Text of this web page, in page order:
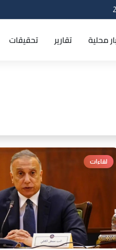
محلية تقارير تحقيقات
لقاءات